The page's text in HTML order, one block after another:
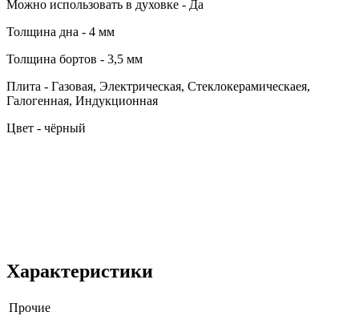
Можно использовать в духовке - Да
Толщина дна - 4 мм
Толщина бортов - 3,5 мм
Плита - Газовая, Электрическая, Стеклокерамическаея,
Галогенная, Индукционная
Цвет - чёрный
Характеристики
Прочие